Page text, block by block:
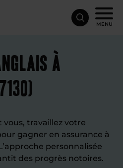
MENU
à
vous, travaillez votre
gagner en assurance à
personnalisée
des progrès notoires.